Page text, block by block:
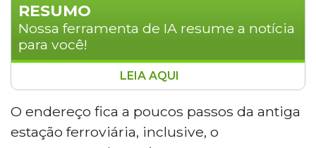
RESUMO
Nossa ferramenta de IA resume a notícia
para você!
A Avenida Calógeras, importante via
histórica de Campo Grande, enfrenta
grave situação de abandono, com
dezenas de imóveis fechados e à venda.
LEIA AQUI
O endereço fica a poucos passos da antiga
estação ferroviária, inclusive, o